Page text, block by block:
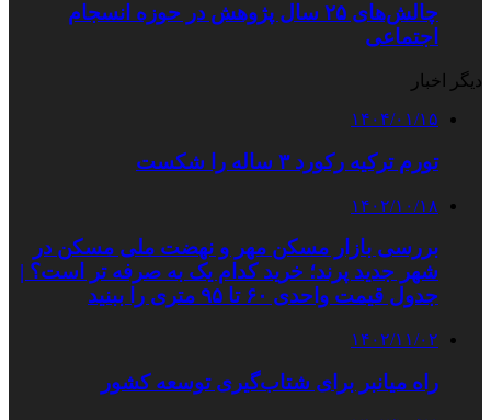
چالش‌های ۲۵ سال پژوهش در حوزه انسجام
اجتماعی
دیگر اخبار
۱۴۰۴/۰۱/۱۵
تورم ترکیه رکورد ۳ ساله را شکست
۱۴۰۲/۱۰/۱۸
بررسی بازار مسکن مهر و نهضت ملی مسکن در
شهر جدید پرند؛ خرید کدام یک به صرفه تر است؟ |
جدول قیمت واحدی ۶۰ تا ۹۵ متری را ببنید
۱۴۰۲/۱۱/۰۲
راه میانبر برای شتاب‌گیری توسعه کشور